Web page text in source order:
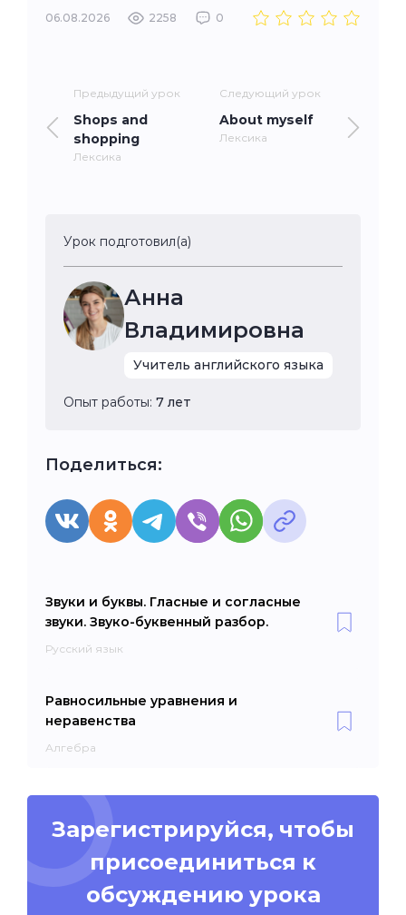
06.08.2026 2258 0
Предыдущий урок
Shops and
shopping
Лексика
Следующий урок
About myself
Лексика
Урок подготовил(а)
Анна
Владимировна
Учитель английского языка
Опыт работы: 7 лет
Поделиться:
Звуки и буквы. Гласные и согласные
звуки. Звуко-буквенный разбор.
Русский язык
Равносильные уравнения и
неравенства
Алгебра
Зарегистрируйся, чтобы
присоединиться к
обсуждению урока